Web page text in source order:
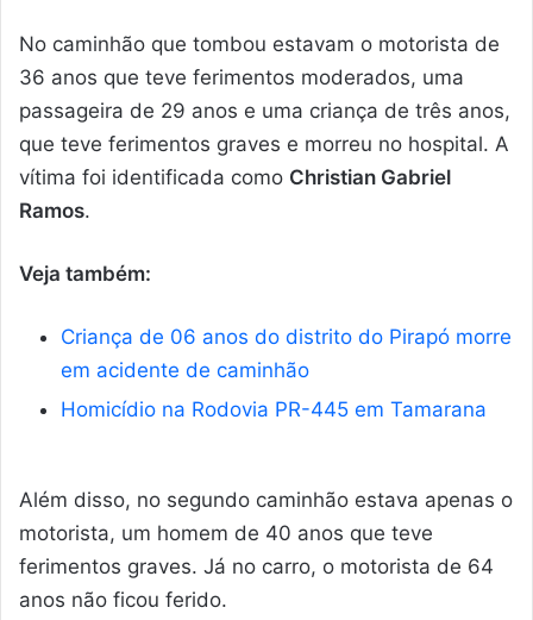
No caminhão que tombou estavam o motorista de
36 anos que teve ferimentos moderados, uma
passageira de 29 anos e uma criança de três anos,
que teve ferimentos graves e morreu no hospital. A
vítima foi identificada como Christian Gabriel
Ramos.
Veja também:
Criança de 06 anos do distrito do Pirapó morre
em acidente de caminhão
Homicídio na Rodovia PR-445 em Tamarana
Além disso, no segundo caminhão estava apenas o
motorista, um homem de 40 anos que teve
ferimentos graves. Já no carro, o motorista de 64
anos não ficou ferido.